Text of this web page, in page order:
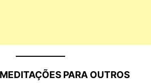
PARA OUTROS